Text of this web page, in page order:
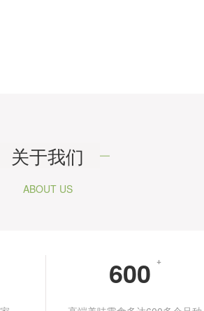
关于我们
ABOUT US
600 +